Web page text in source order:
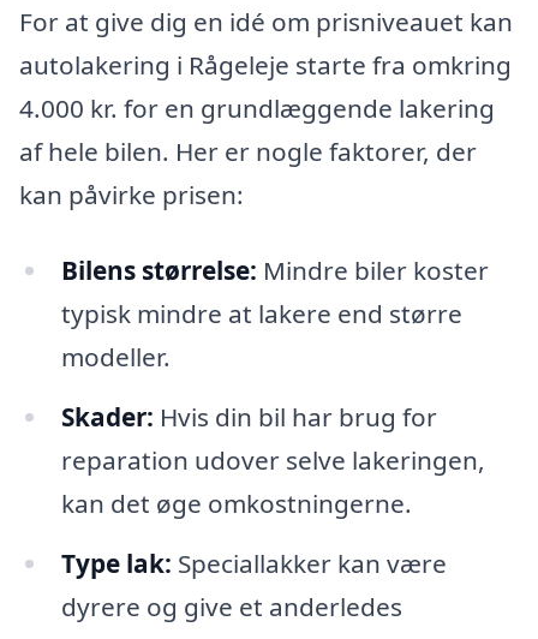
For at give dig en idé om prisniveauet kan
autolakering i Rågeleje starte fra omkring
4.000 kr. for en grundlæggende lakering
af hele bilen. Her er nogle faktorer, der
kan påvirke prisen:
Bilens størrelse: Mindre biler koster
typisk mindre at lakere end større
modeller.
Skader: Hvis din bil har brug for
reparation udover selve lakeringen,
kan det øge omkostningerne.
Type lak: Speciallakker kan være
dyrere og give et anderledes